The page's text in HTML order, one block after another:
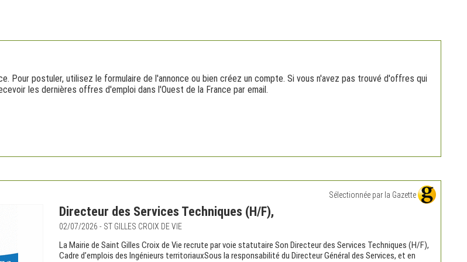
Pour postuler, utilisez le formulaire de l'annonce ou bien créez un compte. Si vous n'avez pas trouvé d'offres qui
les dernières offres d'emploi dans l'Ouest de la France par email.
Sélectionnée par la Gazette
Directeur des Services Techniques (H/F),
02/07/2026 - ST GILLES CROIX DE VIE
La Mairie de Saint Gilles Croix de Vie recrute par voie statutaire Son Directeur des Services Techniques (H/F),
Cadre d’emplois des Ingénieurs territoriauxSous la responsabilité du Directeur Général des Services, et en